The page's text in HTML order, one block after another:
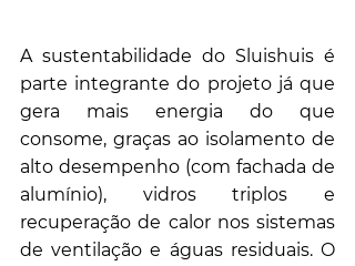
A sustentabilidade do Sluishuis é
parte integrante do projeto já que
gera mais energia do que
consome, graças ao isolamento de
alto desempenho (com fachada de
alumínio), vidros triplos e
recuperação de calor nos sistemas
de ventilação e águas residuais. O